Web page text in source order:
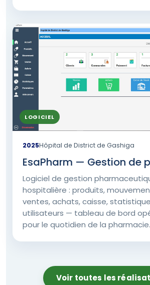
LOGICIEL
2025Hôpital de District de Gashiga
EsaPharm — Gestion de
Logiciel de gestion
hospitalière : produits,
ventes, achats, caisse,
utilisateurs — tableau de bord
pour le quotidien de la pharmacie.
Voir toutes les